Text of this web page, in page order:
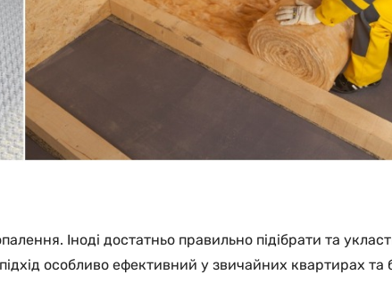
Іноді достатньо правильно підібрати та
особливо ефективний у звичайних квартирах